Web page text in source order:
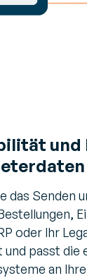
und
das Senden
oder Ihr
passt die
an